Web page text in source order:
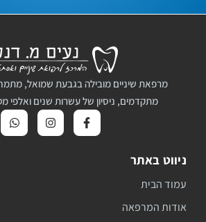
מרפאת שיניים מובילה בגבעת שמואל,
מתקדמים, ניסיון של עשרות שנים ואלפי
ניווט באתר
עמוד הבית
אודות המרפאה